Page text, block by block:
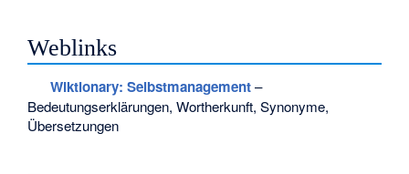
Weblinks
Wiktionary: Selbstmanagement–
Bedeutungserklärungen, Wortherkunft, Synonyme,
Übersetzungen